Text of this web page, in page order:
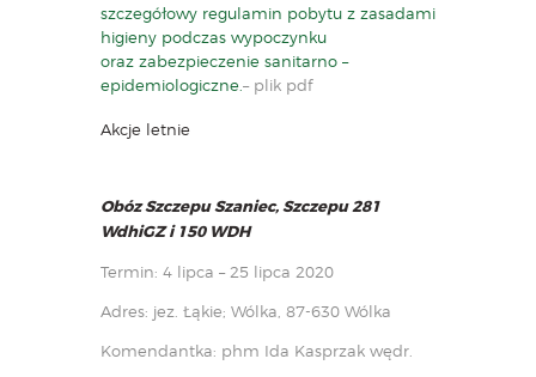
szczegółowy regulamin pobytu z zasadami
higieny podczas wypoczynku
oraz zabezpieczenie sanitarno –
epidemiologiczne.– plik pdf
Akcje letnie
Obóz Szczepu Szaniec, Szczepu 281
WdhiGZ i 150 WDH
Termin: 4 lipca – 25 lipca 2020
Adres: jez. Łąkie; Wólka, 87-630 Wólka
Komendantka: phm Ida Kasprzak wędr.